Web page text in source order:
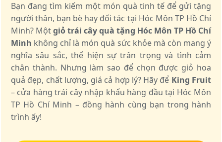
Bạn đang tìm kiếm một món quà tinh tế để gửi tặng
người thân, bạn bè hay đối tác tại Hóc Môn TP Hồ Chí
Minh? Mộtgiỏ trái cây quà tặng Hóc Môn TP Hồ Chí
Minh không chỉ là món quà sức khỏe mà còn mang ý
nghĩa sâu sắc, thể hiện sự trân trọng và tình cảm
chân thành. Nhưng làm sao để chọn được giỏ hoa
quả đẹp, chất lượng, giá cả hợp lý? Hãy để King Fruit
– cửa hàng trái cây nhập khẩu hàng đầu tại Hóc Môn
TP Hồ Chí Minh – đồng hành cùng bạn trong hành
trình ấy!